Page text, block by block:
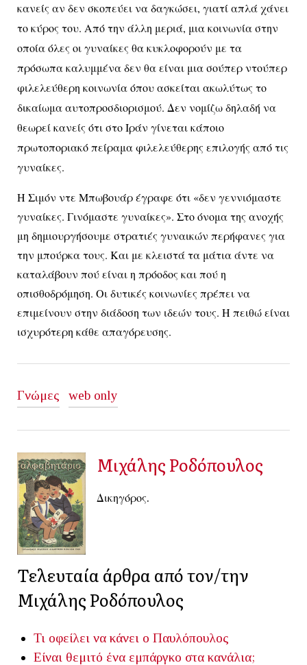
κανείς αν δεν σκοπεύει να δαγκώσει, γιατί απλά χάνει
το κύρος του. Από την άλλη μεριά, μια κοινωνία στην
οποία όλες οι γυναίκες θα κυκλοφορούν με τα
πρόσωπα καλυμμένα δεν θα είναι μια σούπερ ντούπερ
φιλελεύθερη κοινωνία όπου ασκείται ακωλύτως το
δικαίωμα αυτοπροσδιορισμού. Δεν νομίζω δηλαδή να
θεωρεί κανείς ότι στο Ιράν γίνεται κάποιο
πρωτοποριακό πείραμα φιλελεύθερης επιλογής από τις
γυναίκες.
Η Σιμόν ντε Μπωβουάρ έγραφε ότι «δεν γεννιόμαστε
γυναίκες. Γινόμαστε γυναίκες». Στο όνομα της ανοχής
μη δημιουργήσουμε στρατιές γυναικών περήφανες για
την μπούρκα τους. Και με κλειστά τα μάτια άντε να
καταλάβουν πού είναι η πρόοδος και πού η
οπισθοδρόμηση. Οι δυτικές κοινωνίες πρέπει να
επιμείνουν στην διάδοση των ιδεών τους. Η πειθώ είναι
ισχυρότερη κάθε απαγόρευσης.
Γνώμες web only
Μιχάλης Ροδόπουλος
Δικηγόρος.
Τελευταία άρθρα από τον/την
Μιχάλης Ροδόπουλος
Τι οφείλει να κάνει ο Παυλόπουλος
Είναι θεμιτό ένα εμπάργκο στα κανάλια;